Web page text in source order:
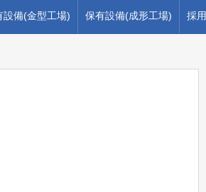
設備(金型工場) 保有設備(成形工場) 採